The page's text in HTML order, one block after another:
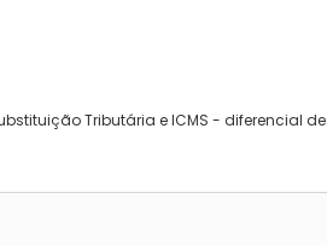
Tributária e ICMS - diferencial de